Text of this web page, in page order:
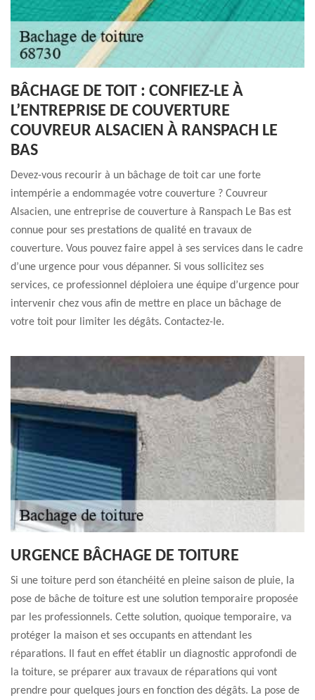
BÂCHAGE DE TOIT : CONFIEZ-LE À
L’ENTREPRISE DE COUVERTURE
COUVREUR ALSACIEN À RANSPACH LE
BAS
Devez-vous recourir à un bâchage de toit car une forte
intempérie a endommagée votre couverture ? Couvreur
Alsacien, une entreprise de couverture à Ranspach Le Bas est
connue pour ses prestations de qualité en travaux de
couverture. Vous pouvez faire appel à ses services dans le cadre
d’une urgence pour vous dépanner. Si vous sollicitez ses
services, ce professionnel déploiera une équipe d’urgence pour
intervenir chez vous afin de mettre en place un bâchage de
votre toit pour limiter les dégâts. Contactez-le.
URGENCE BÂCHAGE DE TOITURE
Si une toiture perd son étanchéité en pleine saison de pluie, la
pose de bâche de toiture est une solution temporaire proposée
par les professionnels. Cette solution, quoique temporaire, va
protéger la maison et ses occupants en attendant les
réparations. Il faut en effet établir un diagnostic approfondi de
la toiture, se préparer aux travaux de réparations qui vont
prendre pour quelques jours en fonction des dégâts. La pose de